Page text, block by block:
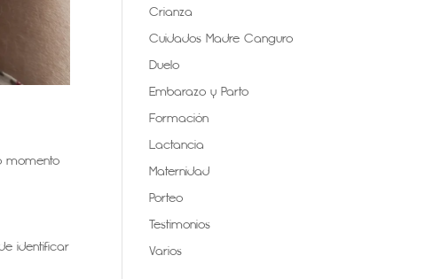
momento
identificar
Crianza
Cuidados Madre Canguro
Duelo
Embarazo y Parto
Formación
Lactancia
Maternidad
Porteo
Testimonios
Varios